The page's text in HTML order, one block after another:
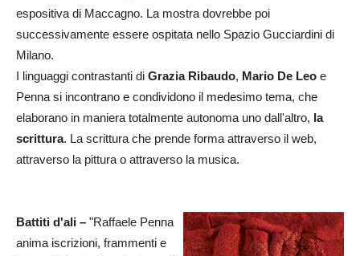
espositiva di Maccagno. La mostra dovrebbe poi
successivamente essere ospitata nello Spazio Gucciardini di
Milano.
I linguaggi contrastanti di Grazia Ribaudo, Mario De Leo e
Penna si incontrano e condividono il medesimo tema, che
elaborano in maniera totalmente autonoma uno dall'altro, la
scrittura. La scrittura che prende forma attraverso il web,
attraverso la pittura o attraverso la musica.
Battiti d'ali – "Raffaele Penna
anima iscrizioni, frammenti e